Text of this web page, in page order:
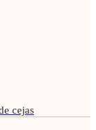
cejas